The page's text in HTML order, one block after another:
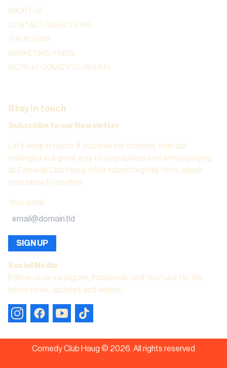
ABOUT US
CONTACT / DIRECTIONS
THE ROOMS
MARKETING / PRESS
WORK AT COMEDY CLUB HAUG
Stay in touch
Subscribe to our Newsletter
Let’s keep in touch. If you love live comedy, then our
mailinglist is a great way to stay updated on who is playing
at Comedy Club Haug. After submitting this form, check
your inbox to confirm.
Your email :
SIGN UP
Social Media
Follow us on instagram, Facebook, and YouTube for the
latest news, updates and videos.
Comedy Club Haug © 2026. All rights reserved